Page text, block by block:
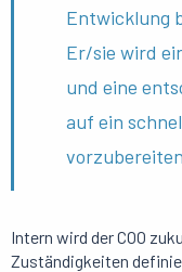
Entwicklung
Er/sie wird
und eine
auf ein
Intern wird der COO
Zuständigkeiten